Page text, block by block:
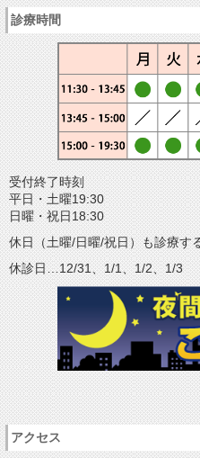
診療時間
受付終了時刻
平日・土曜19:30
日曜・祝日18:30
休日（土曜/日曜/祝日）も診療す
休診日…12/31、1/1、1/2、1/3
アクセス